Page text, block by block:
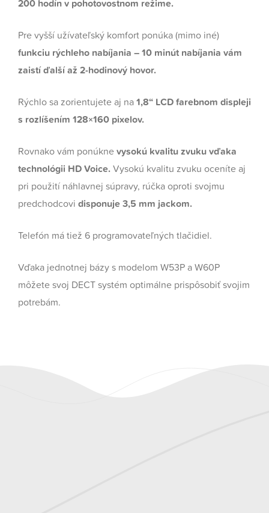
200 hodín v pohotovostnom režime.
Pre vyšší užívateľský komfort ponúka (mimo iné)
funkciu rýchleho nabíjania – 10 minút nabíjania vám
zaistí ďalší až 2-hodinový hovor.
Rýchlo sa zorientujete aj na1,8“ LCD farebnom displeji
s rozlíšením 128×160 pixelov.
Rovnako vám ponúkne vysokú kvalitu zvuku vďaka
technológii HD Voice.Vysokú kvalitu zvuku oceníte aj
pri použití náhlavnej súpravy, rúčka oproti svojmu
predchodcovi disponuje 3,5 mm jackom.
Telefón má tiež 6 programovateľných tlačidiel.
Vďaka jednotnej bázy s modelom W53P a W60P
môžete svoj DECT systém optimálne prispôsobiť svojim
potrebám.